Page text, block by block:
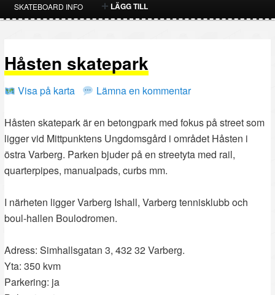
TILL
INNEHÅLL
TILL
INNEHÅLL
SKATEBOARD INFO LÄGG TILL
Håsten skatepark
Visa på karta Lämna en kommentar
Håsten skatepark är en betongpark med fokus på street som
ligger vid Mittpunktens Ungdomsgård i området Håsten i
östra Varberg. Parken bjuder på en streetyta med rail,
quarterpipes, manualpads, curbs mm.
I närheten ligger Varberg Ishall, Varberg tennisklubb och
boul-hallen Boulodromen.
Adress: Simhallsgatan 3, 432 32 Varberg.
Yta: 350 kvm
Parkering: ja